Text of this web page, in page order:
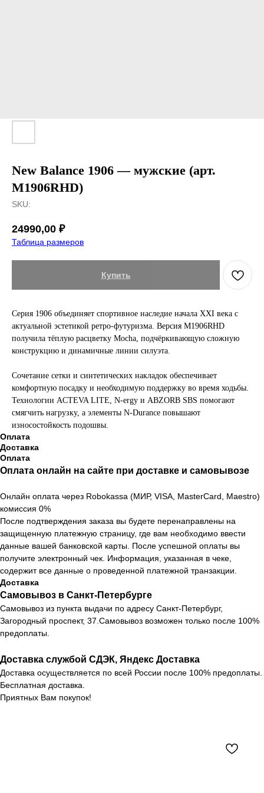
New Balance 1906 — мужские (арт.
M1906RHD)
SKU:
24990,00 ₽
Таблица размеров
Купить
Серия 1906 объединяет спортивное наследие начала XXI века с
актуальной эстетикой ретро-футуризма. Версия M1906RHD
получила тёплую расцветку Mocha, подчёркивающую сложную
конструкцию и динамичные линии силуэта.
Сочетание сетки и синтетических накладок обеспечивает
комфортную посадку и необходимую поддержку во время ходьбы.
Технологии ACTEVA LITE, N-ergy и ABZORB SBS помогают
смягчить нагрузку, а элементы N-Durance повышают
износостойкость подошвы.
Оплата
Доставка
Оплата
Оплата онлайн на сайте при доставке и самовывозе
Онлайн оплата через Robokassa (МИР, VISA, MasterCard, Maestro)
комиссия 0%
После подтверждения заказа вы будете перенаправлены на
защищенную платежную страницу, где вам необходимо ввести
данные вашей банковской карты. После успешной оплаты вы
получите электронный чек. Информация, указанная в чеке,
содержит все данные о проведенной платежной транзакции.
Доставка
Самовывоз в Санкт-Петербурге
Самовывоз из пункта выдачи по адресу Санкт-Петербург,
Загородный проспект, 37.Самовывоз возможен только после 100%
предоплаты.
Доставка службой СДЭК, Яндекс Доставка
Доставка осуществляется по всей России после 100% предоплаты.
Бесплатная доставка.
Приятных Вам покупок!
Каталог